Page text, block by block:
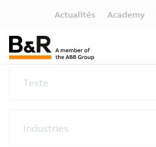
Actualités Academy
Texte
Industries